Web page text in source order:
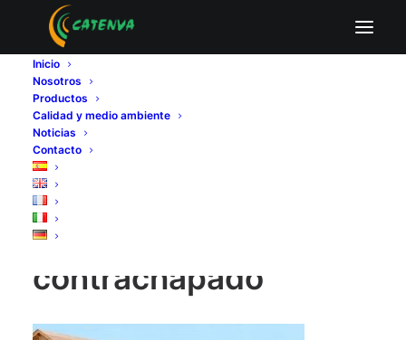
Inicio
Nosotros
Productos
Calidad y medio ambiente
Noticias
Contacto
Tablero contrachapado; producto sostenible y de calidad
tablero contrachapado
tablero
contrachapado